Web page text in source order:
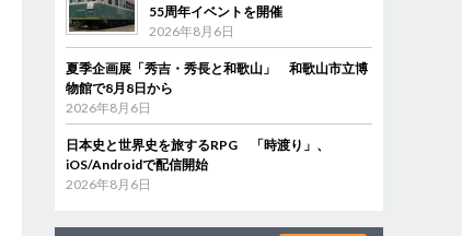
55周年イベントを開催
2026年8月6日
夏季企画展「秀吉・秀長と和歌山」 和歌山市立博
物館で8月8日から
2026年8月6日
日本史と世界史を旅するRPG 「時渡り」、
iOS/Androidで配信開始
2026年8月6日